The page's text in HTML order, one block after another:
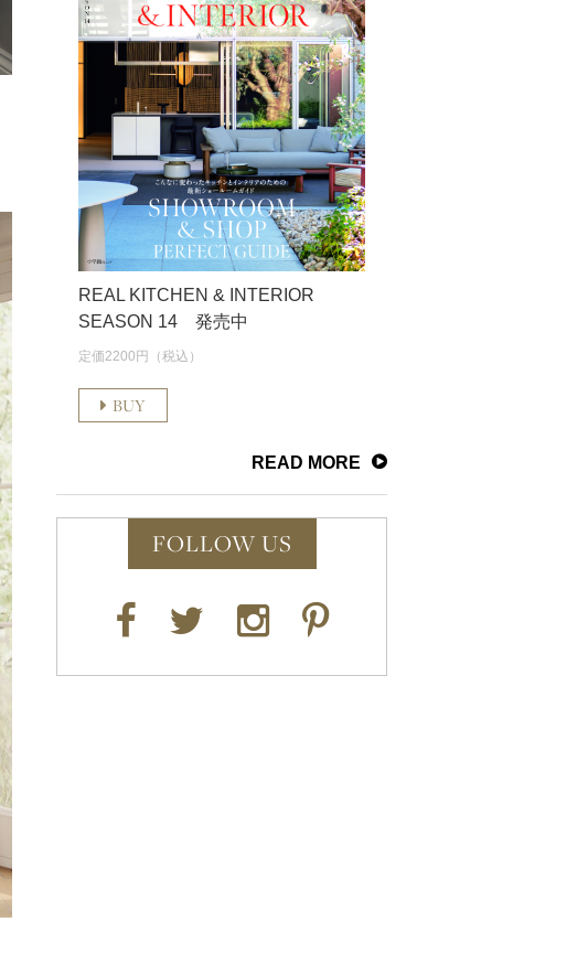
REAL KITCHEN & INTERIOR
SEASON 14 発売中
定価2200円（税込）
BUY
READ MORE
FOLLOW US